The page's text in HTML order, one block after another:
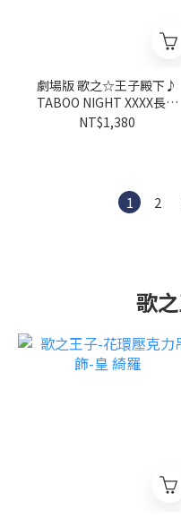
劇場版 歌之☆王子殿下♪
TABOO NIGHT XXXX長毛
巾-壽 嶺二
NT$1,380
1 2
歌